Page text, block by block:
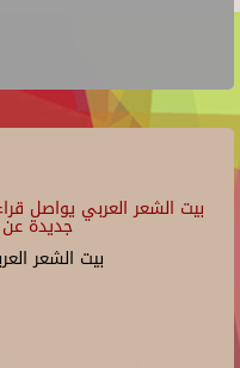
بيت الشعر العربي يواصل
جديدة
بيت الشعر